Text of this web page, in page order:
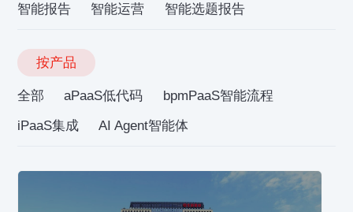
智能报告
智能运营 智能选题报告
按产品
全部 aPaaS低代码
bpmPaaS智能流程
iPaaS集成
AI Agent智能体